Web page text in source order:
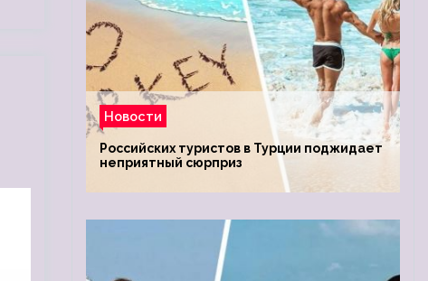
Новости
Российских туристов в Турции поджидает
неприятный сюрприз